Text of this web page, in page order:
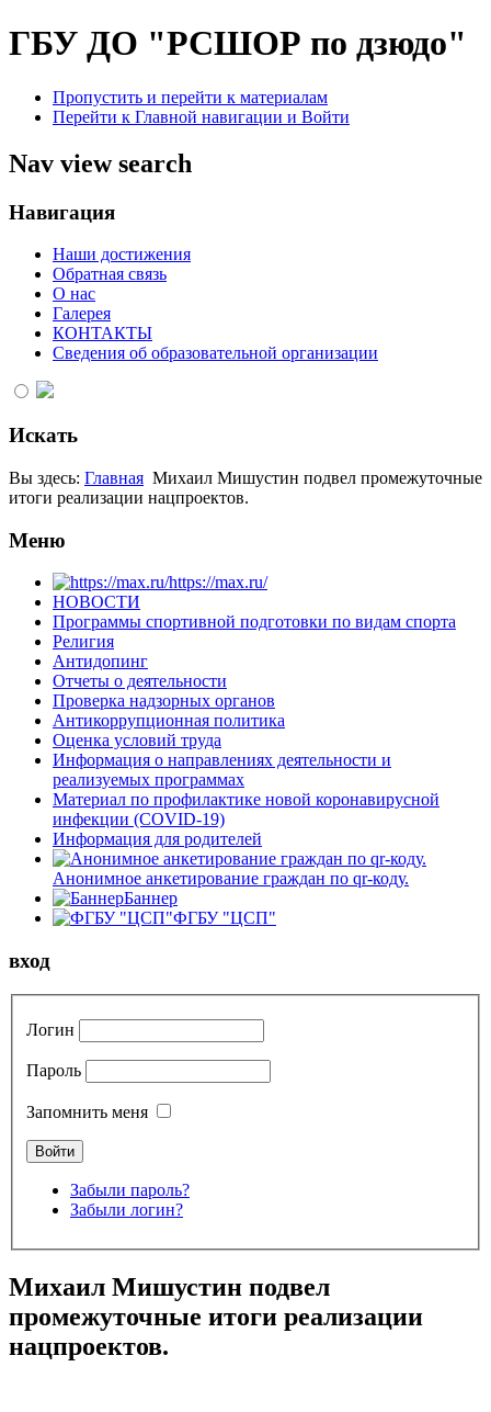
ГБУ ДО "РСШОР по дзюдо"
Пропустить и перейти к материалам
Перейти к Главной навигации и Войти
Nav view search
Навигация
Наши достижения
Обратная связь
О нас
Галерея
КОНТАКТЫ
Сведения об образовательной организации
Искать
Вы здесь: Главная Михаил Мишустин подвел промежуточные
итоги реализации нацпроектов.
Меню
https://max.ru/
НОВОСТИ
Программы спортивной подготовки по видам спорта
Религия
Антидопинг
Отчеты о деятельности
Проверка надзорных органов
Антикоррупционная политика
Оценка условий труда
Информация о направлениях деятельности и
реализуемых программах
Материал по профилактике новой коронавирусной
инфекции (COVID-19)
Информация для родителей
Анонимное анкетирование граждан по qr-коду.
Баннер
ФГБУ "ЦСП"
вход
Логин
Пароль
Запомнить меня
Забыли пароль?
Забыли логин?
Михаил Мишустин подвел
промежуточные итоги реализации
нацпроектов.